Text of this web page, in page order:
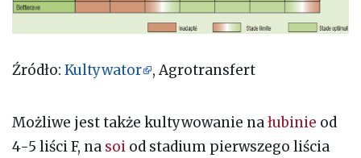
Źródło: Kultywator , Agrotransfert
Możliwe jest także kultywowanie nałubinie od
4-5 liści F, na soi od stadium pierwszego liścia